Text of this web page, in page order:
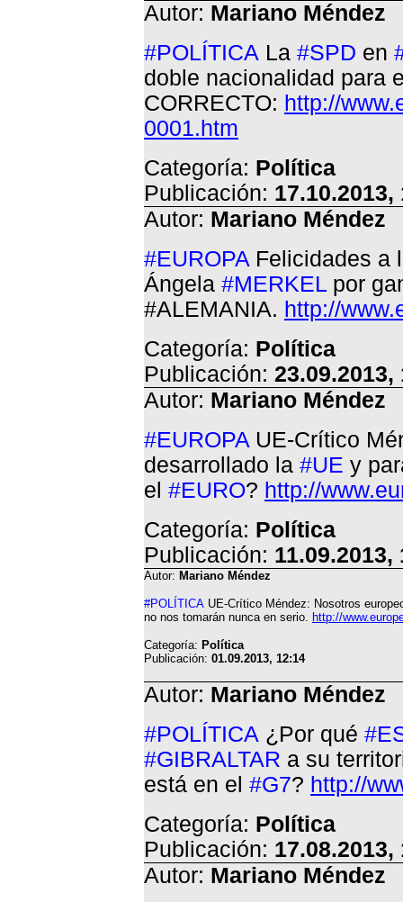
Autor: Mariano Méndez
#POLÍTICA La #SPD en
doble nacionalidad para
CORRECTO: http://
0001.htm
Categoría: Política
Publicación: 17.10.2013,
Autor: Mariano Méndez
#EUROPA Felicidades a
Ángela #MERKEL por
#ALEMANIA. http://
Categoría: Política
Publicación: 23.09.2013,
Autor: Mariano Méndez
#EUROPA UE-Crítico
desarrollado la #UE y
el #EURO? http://
Categoría: Política
Publicación: 11.09.2013,
Autor: Mariano Méndez
#POLÍTICA UE-Crítico Méndez: Nosotros
no nos tomarán nunca en serio. http://
Categoría: Política
Publicación: 01.09.2013, 12:14
Autor: Mariano Méndez
#POLÍTICA ¿Por qué
#GIBRALTAR a su
está en el #G7? http://
Categoría: Política
Publicación: 17.08.2013,
Autor: Mariano Méndez